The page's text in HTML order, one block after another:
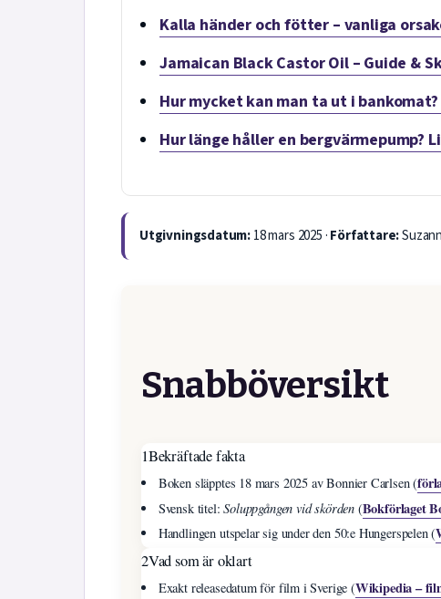
Kalla händer och fötter – vanliga
Jamaican Black Castor Oil – Guide &
Hur mycket kan man ta ut i
Hur länge håller en bergvärmepump?
Utgivningsdatum:18 mars 2025 ·Författare:
Snabböversikt
1Bekräftade fakta
Boken släpptes 18 mars 2025 av Bonnier Carlsen (
Svensk titel:Soluppgången vid skörden (Bokförlaget
Handlingen utspelar sig under den 50:e Hungerspelen (
2Vad som är oklart
Exakt releasedatum för film i Sverige (Wikipedia –